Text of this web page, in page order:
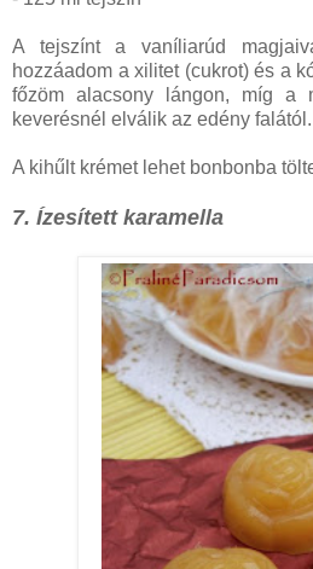
A tejszínt a vaníliarúd
hozzáadom a xilitet (cukrot) és a
főzöm alacsony lángon, míg a
keverésnél elválik az edény
A kihűlt krémet lehet bonbonba
7. Ízesített karamella